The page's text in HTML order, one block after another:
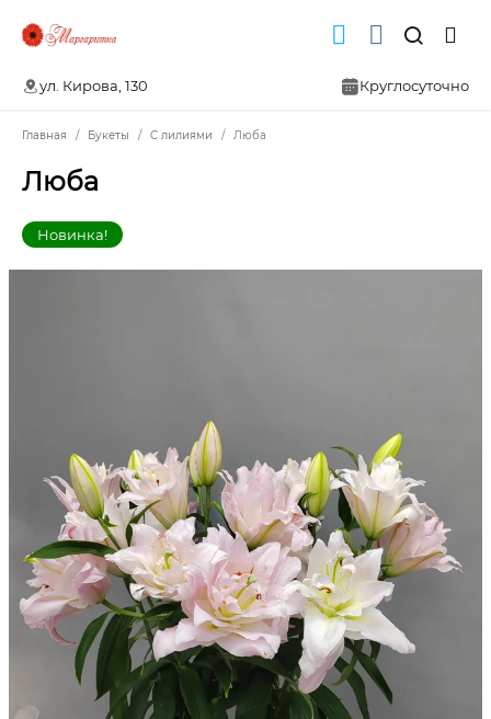
ул. Кирова, 130 Круглосуточно
Главная Букеты С лилиями Люба
Люба
Новинка!